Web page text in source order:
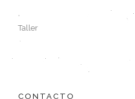
Taller
CONTACTO